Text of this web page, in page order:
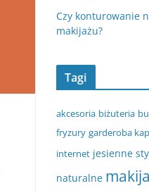
Czy konturowanie
makijażu?
Tagi
akcesoria biżuteria
fryzury garderoba
internet jesienne
naturalne